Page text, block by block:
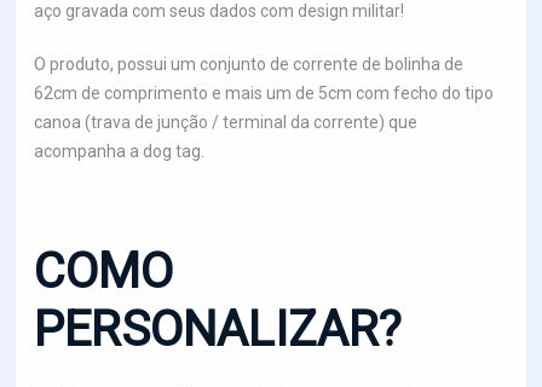
aço gravada com seus dados com design militar!
O produto, possui um conjunto de corrente de bolinha de
62cm de comprimento e mais um de 5cm com fecho do tipo
canoa (trava de junção / terminal da corrente) que
acompanha a dog tag.
COMO
PERSONALIZAR?